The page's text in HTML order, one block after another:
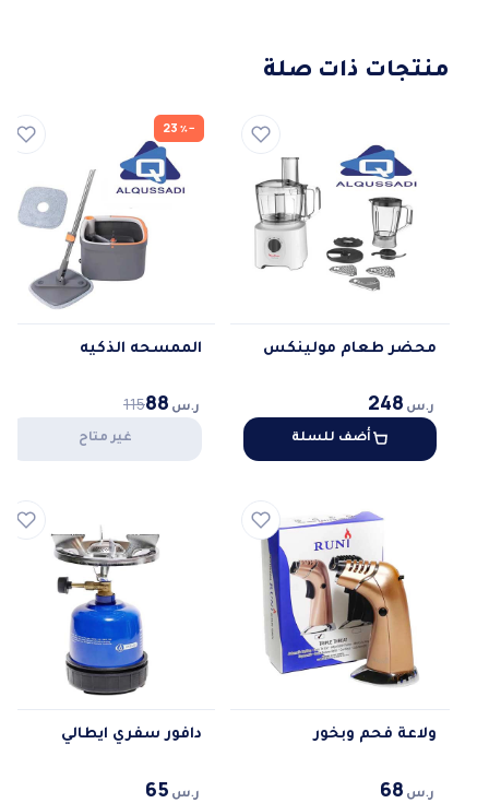
منتجات ذات صلة
محضر طعام مولينكس
ر.س 248
أضف للسلة
−23٪
الممسحه الذكيه
ر.س 88
115
غير متاح
ولاعة فحم وبخور
ر.س 68
دافور سفري ايطالي
ر.س 65